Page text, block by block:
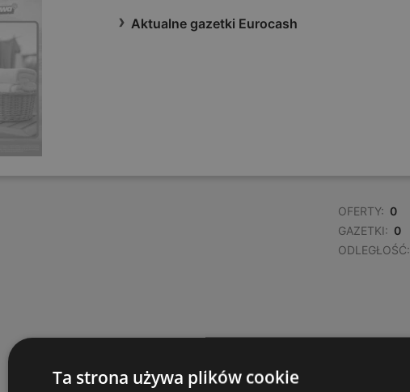
Aktualne gazetki Eurocash
OFERTY: 0
GAZETKI: 0
ODLEGŁOŚĆ:
Ta strona używa plików cookie